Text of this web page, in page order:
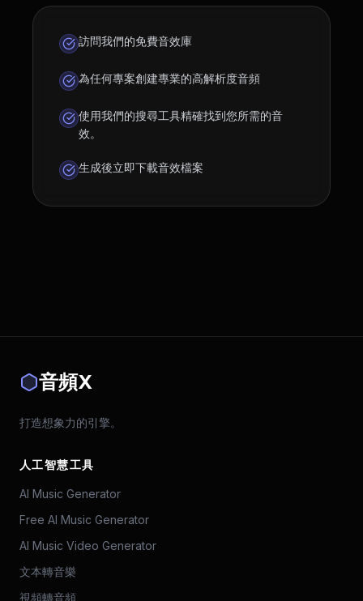
訪問我們的免費音效庫
為任何專案創建專業的高解析度音頻
使用我們的搜尋工具精確找到您所需的音
效。
生成後立即下載音效檔案
音頻X
打造想象力的引擎。
人工智慧工具
AI Music Generator
Free AI Music Generator
AI Music Video Generator
文本轉音樂
視頻轉音頻